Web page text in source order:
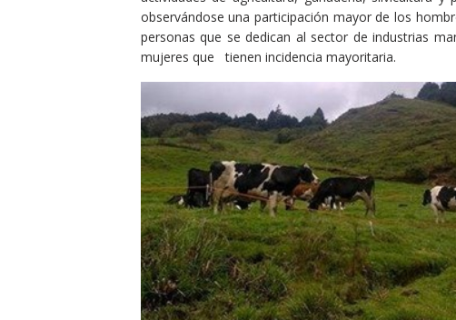
observándose una participación mayor de los
personas que se dedican al sector de industrias
mujeres que tienen incidencia mayoritaria.